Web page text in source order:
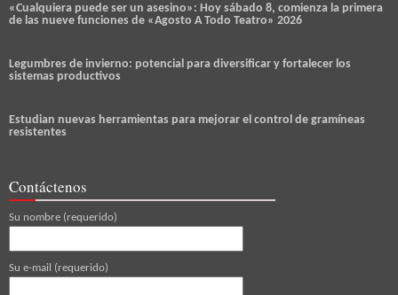
«Cualquiera puede ser un asesino»: Hoy sábado 8, comienza la primera
de las nueve funciones de «Agosto A Todo Teatro» 2026
Legumbres de invierno: potencial para diversificar y fortalecer los
sistemas productivos
Estudian nuevas herramientas para mejorar el control de gramíneas
resistentes
Contáctenos
Su nombre (requerido)
Su e-mail (requerido)